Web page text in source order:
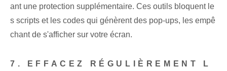
ant une protection supplémentaire. ‍Ces outils bloquent le
s scripts et les codes qui génèrent des pop-ups, les empê
chant de s'afficher sur votre écran.
7. EFFACEZ RÉGULIÈREMENT L